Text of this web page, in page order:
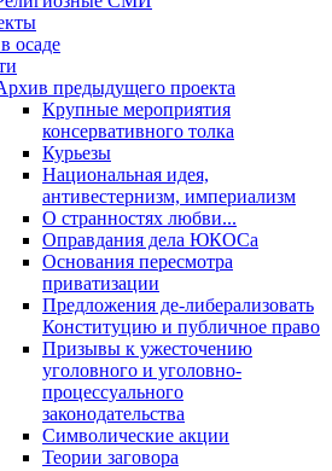
осаде
предыдущего проекта
Крупные мероприятия
консервативного толка
Курьезы
Национальная идея,
антивестернизм, империализм
О странностях любви...
Оправдания дела ЮКОСа
Основания пересмотра
приватизации
Предложения де-либерализовать
Конституцию и публичное право
Призывы к ужесточению
уголовного и уголовно-
процессуального
законодательства
Символические акции
Теории заговора